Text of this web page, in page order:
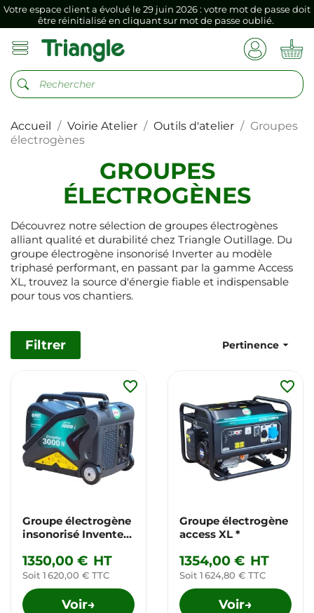
Votre espace client a évolué le 29 juin 2026 : votre mot de passe doit
être réinitialisé en cliquant sur mot de passe oublié.
Si vous aviez mémorisé votre précédent mot de passe dans votre
navigateur internet, il doit être réenregistré à la première connexion
Votre espace client a évolué le 29 juin 2026 : votre mot de passe doit
être réinitialisé en cliquant sur mot de passe oublié.
Si vous aviez mémorisé votre précédent mot de passe dans votre
navigateur internet, il doit être réenregistré à la première connexion
Accueil Voirie Atelier Outils d'atelier
Groupes
électrogènes
GROUPES
ÉLECTROGÈNES
Découvrez notre sélection de groupes électrogènes
alliant qualité et durabilité chez Triangle Outillage. Du
groupe électrogène insonorisé Inverter au modèle
triphasé performant, en passant par la gamme Access
XL, trouvez la source d'énergie fiable et indispensable
pour tous vos chantiers.
Filtrer Pertinence
Groupe électrogène
insonorisé Inventer
1350,00 € HT
Soit 1 620,00 € TTC
Voir→
favorite_border
Groupe électrogène
access XL *
1354,00 € HT
Soit 1 624,80 € TTC
Voir→
favorite_border